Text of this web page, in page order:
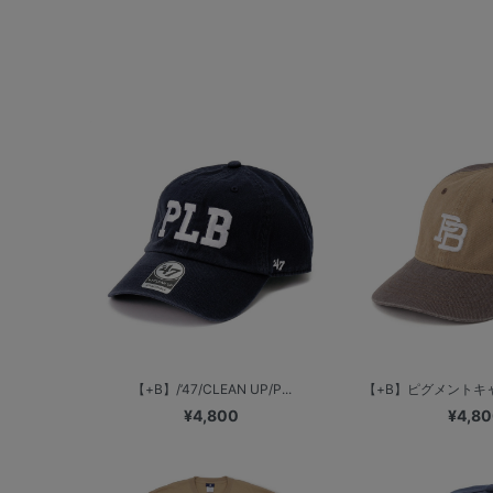
【+B】/’47/CLEAN UP/P...
¥4,800
【+B】ピグメント